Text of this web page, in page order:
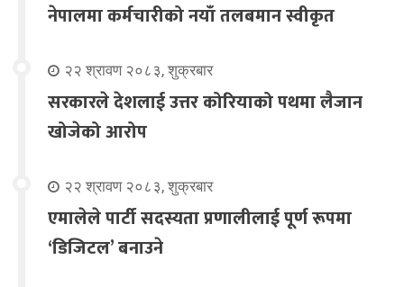
नेपालमा कर्मचारीको नयाँ तलबमान स्वीकृत
२२ श्रावण २०८३, शुक्रबार
सरकारले देशलाई उत्तर कोरियाको पथमा लैजान
खोजेको आरोप
२२ श्रावण २०८३, शुक्रबार
एमालेले पार्टी सदस्यता प्रणालीलाई पूर्ण रूपमा
‘डिजिटल’ बनाउने